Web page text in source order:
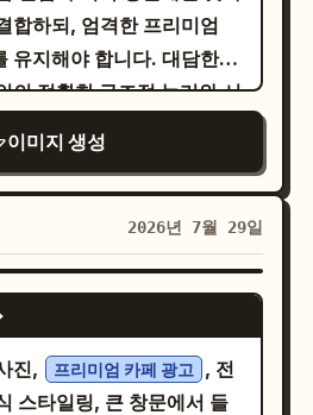
화적 상업 조명, 극도의 고
, 세계적인 수준의 미식 광
, 낮은 디테일의 고기, 가짜
브랜드 로고, 저해상도 질
패널 구분, 저렴한 패스
한 네거티브 스페이스, 약
카드는 금색 테두리와 검
에 흰색 숫자 라벨, 작은
함합니다. 푸터: 단계
필기체 영어 제목과 일본
“Chef’s Tip” 영역을 추
브이(V)자를 그리는 메이
초상화 1개, 오른쪽에는
한 루바브 줄기 1단을 배치
서체를, 영어 강조 부분에
스타일을 적용하세요. 메
한 리딩 라인을 따라 자연
하게 구성된 이미지를 연출
넘치는 크림슨 컬러가 어
보정은 소셜 미디어 피드를
각적 임팩트를 선사합니다.
화적 스토리텔링, 프리미
진, 향수를 불러일으키는
, 무드 있는 카페 분위기, 높
실적 사실주의, 초고해상
퀄리티, 잡지 커버, 수상 경
선을 뗄 수 없는, 스크롤을
랑 브로슈어 디자인으로,
게 연출합니다. 수묵화 산
마을 실루엣, 거친 돌 테이
는 도자기 그릇, 허브, 향신
증기, 촛불, 섬세한 금색 라
지 오버레이를 사용합니
메인 타이틀에는 표현력이
글씨를, 설명에는 작고 세
를 조합합니다. 색상 팔레
버, 번트 시에나, 앤티크 골
구분선, 세로형 사이드 캡
합하되, 엄격한 프리미엄
유지해야 합니다. 대담한
의 정확한 구조적 논리와 시
며, 각 패널은 하나의 세련
로서 Ben & Jerry's의 실
선보이면서도 하나의 통일
즈의 일부로 보여야 합니
계적인 수준의 아이스크
져야 합니다. 하이퍼 리얼
하며 식욕을 돋우는 편집
강렬한 인상, 강력한 제품
이미지 생성
2026년 7월 29일
GPT IMAGE 2
진, 프리미엄 카페 광고
, 전
스타일링, 큰 창문에서 들